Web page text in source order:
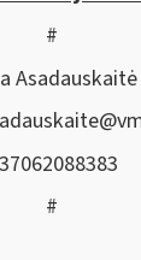
#
Asadauskaitė
#